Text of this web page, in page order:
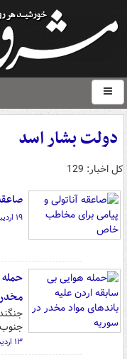
دولت بشار اسد
کل اخبار: 129
۱۹ اردیبهشت ۰۵ - ۱۵:۵۴
حمله
جنوب
۱۳ اردیبهشت ۰۵ - ۰۸:۲۲